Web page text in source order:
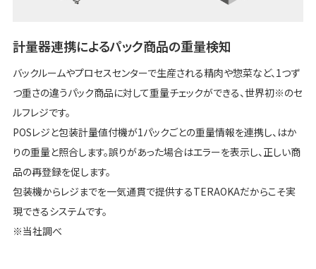
計量器連携によるパック商品の重量検知
バックルームやプロセスセンターで生産される精肉や惣菜など、1つず
つ重さの違うパック商品に対して重量チェックができる、世界初※のセ
ルフレジです。
POSレジと包装計量値付機が1パックごとの重量情報を連携し、はか
りの重量と照合します。誤りがあった場合はエラーを表示し、正しい商
品の再登録を促します。
包装機からレジまでを一気通貫で提供するTERAOKAだからこそ実
現できるシステムです。
※当社調べ